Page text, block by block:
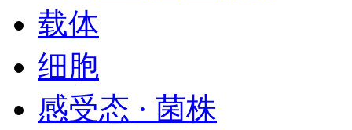
载体
细胞
感受态 · 菌株